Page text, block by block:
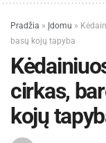
Pradžia » Įdomu »
basų kojų tapyba
cirkas,
kojų